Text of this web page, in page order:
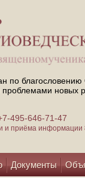
по
новых
495-646-71-47
и приёма информации
Документы